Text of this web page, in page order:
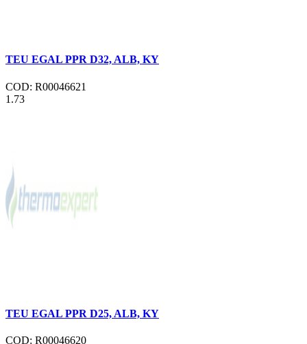
TEU EGAL PPR D32, ALB, KY
COD: R00046621
1.73
TEU EGAL PPR D25, ALB, KY
COD: R00046620